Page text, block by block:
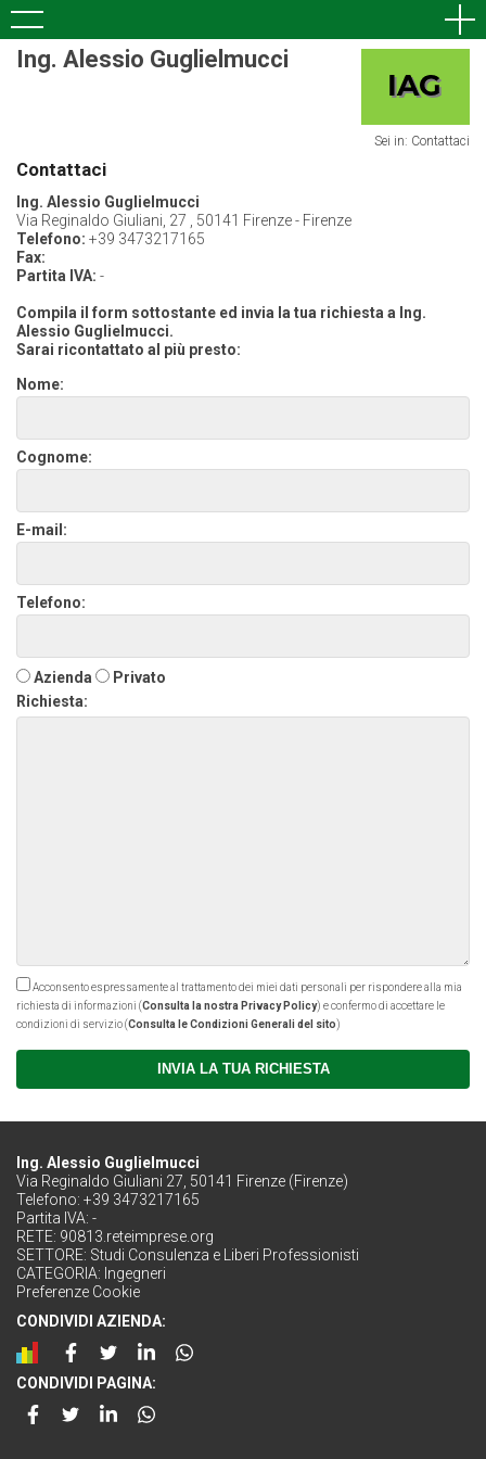
Ing. Alessio Guglielmucci
Sei in: Contattaci
Contattaci
Ing. Alessio Guglielmucci
Via Reginaldo Giuliani, 27 , 50141 Firenze - Firenze
Telefono: +39 3473217165
Fax:
Partita IVA: -
Compila il form sottostante ed invia la tua richiesta a Ing.
Alessio Guglielmucci.
Sarai ricontattato al più presto:
Nome:
Cognome:
E-mail:
Telefono:
Azienda
Privato
Richiesta:
Acconsento espressamente al trattamento dei miei dati personali per rispondere alla mia
richiesta di informazioni (Consulta la nostra Privacy Policy) e confermo di accettare le
condizioni di servizio (Consulta le Condizioni Generali del sito)
INVIA LA TUA RICHIESTA
Ing. Alessio Guglielmucci
Via Reginaldo Giuliani 27, 50141 Firenze (Firenze)
Telefono: +39 3473217165
Partita IVA: -
RETE: 90813.reteimprese.org
SETTORE: Studi Consulenza e Liberi Professionisti
CATEGORIA: Ingegneri
Preferenze Cookie
CONDIVIDI AZIENDA:
CONDIVIDI PAGINA: